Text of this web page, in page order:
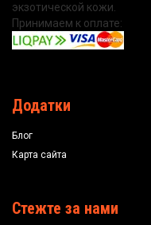
экзотической кожи.
Принимаем к оплате:
Додатки
Блог
Карта сайта
Стежте за нами